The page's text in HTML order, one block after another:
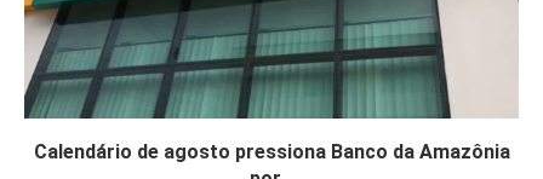
Calendário de agosto pressiona Banco da Amazônia